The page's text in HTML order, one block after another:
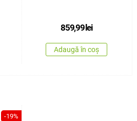
859,99lei
Adaugă în coș
-19%